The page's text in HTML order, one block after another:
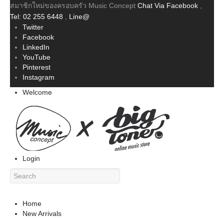
สมาชิกใหม่ของครอบครัว Music Concept Chat Via Facebook
Tel: 02 255 6448
Line@
Twitter
Facebook
LinkedIn
YouTube
Pinterest
Instagram
Welcome
Login
Home
New Arrivals